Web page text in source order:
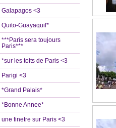
Galapagos <3
Quito-Guayaquil*
***Paris sera toujours
Paris***
*sur les toits de Paris <3
Parigi <3
*Grand Palais*
*Bonne Annee*
une finetre sur Paris <3